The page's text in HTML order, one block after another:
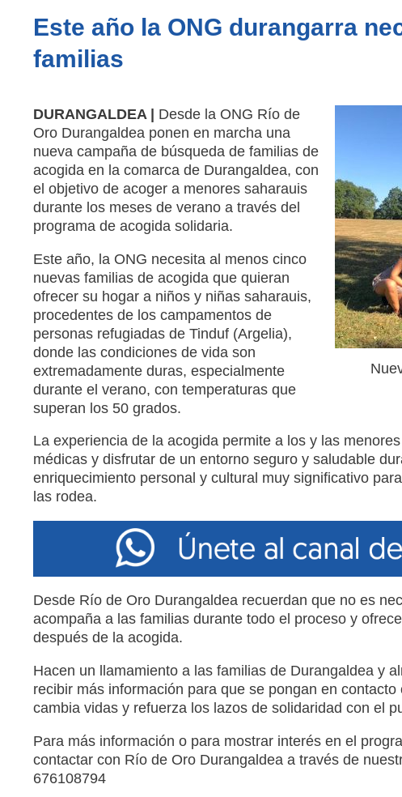
Este año la ONG durangarra
familias
DURANGALDEA | Desde la ONG Río de
Oro Durangaldea ponen en marcha una
nueva campaña de búsqueda de familias de
acogida en la comarca de Durangaldea, con
el objetivo de acoger a menores saharauis
durante los meses de verano a través del
programa de acogida solidaria.
Este año, la ONG necesita al menos cinco
nuevas familias de acogida que quieran
ofrecer su hogar a niños y niñas saharauis,
procedentes de los campamentos de
personas refugiadas de Tinduf (Argelia),
donde las condiciones de vida son
extremadamente duras, especialmente
durante el verano, con temperaturas que
superan los 50 grados.
La experiencia de la acogida permite a los y las
médicas y disfrutar de un entorno seguro y saludable
enriquecimiento personal y cultural muy significativo
las rodea.
Desde Río de Oro Durangaldea recuerdan que no es
acompaña a las familias durante todo el proceso y
después de la acogida.
Hacen un llamamiento a las familias de Durangaldea y
recibir más información para que se pongan en
cambia vidas y refuerza los lazos de solidaridad con el
Para más información o para mostrar interés en el
contactar con Río de Oro Durangaldea a través de
676108794